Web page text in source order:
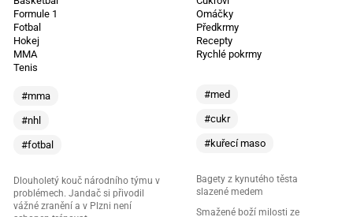
Formule 1
Fotbal
Hokej
MMA
Tenis
#mma
#nhl
#fotbal
Dlouholetý kouč národního týmu v
problémech. Jandač si přivodil
vážné zranění a v Plzni není
Omáčky
Předkrmy
Recepty
Rychlé pokrmy
#med
#cukr
#kuřecí maso
Bagety z kynutého těsta
slazené medem
Smažené boží milosti ze